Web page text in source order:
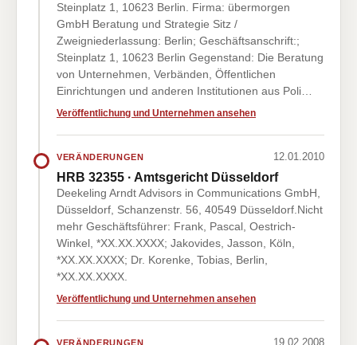
Steinplatz 1, 10623 Berlin. Firma: übermorgen
GmbH Beratung und Strategie Sitz /
Zweigniederlassung: Berlin; Geschäftsanschrift:;
Steinplatz 1, 10623 Berlin Gegenstand: Die Beratung
von Unternehmen, Verbänden, Öffentlichen
Einrichtungen und anderen Institutionen aus Poli…
Veröffentlichung und Unternehmen ansehen
VERÄNDERUNGEN 12.01.2010
HRB 32355 · Amtsgericht Düsseldorf
Deekeling Arndt Advisors in Communications GmbH,
Düsseldorf, Schanzenstr. 56, 40549 Düsseldorf.Nicht
mehr Geschäftsführer: Frank, Pascal, Oestrich-
Winkel, *XX.XX.XXXX; Jakovides, Jasson, Köln,
*XX.XX.XXXX; Dr. Korenke, Tobias, Berlin,
*XX.XX.XXXX.
Veröffentlichung und Unternehmen ansehen
VERÄNDERUNGEN 19.02.2008